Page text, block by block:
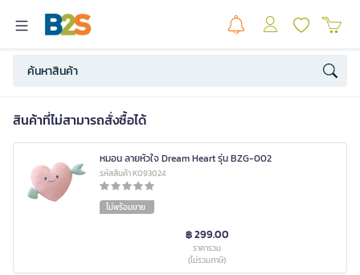
สินค้าที่ไม่สามารถสั่งซื้อได้
หมอน ลายหัวใจ Dream Heart รุ่น BZG-002
รหัสสินค้า K093024
ไม่พร้อมขาย
฿ 299.00
ราคารวม
(ไม่รวมภาษี)